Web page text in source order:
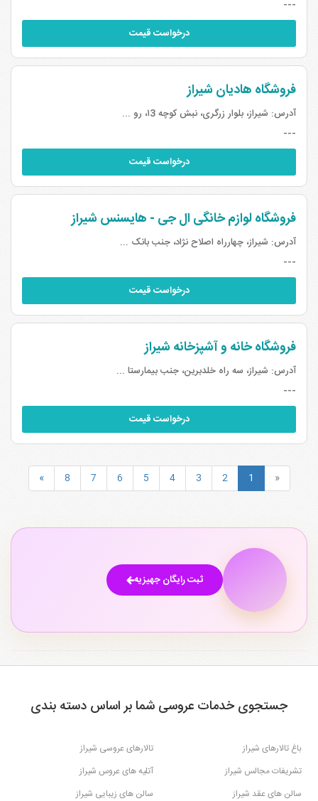
---
درخواست قیمت
فروشگاه هادیان شیراز
آدرس: شیراز، بلوار زرگری، نبش کوچه ۱3، رو ...
---
درخواست قیمت
فروشگاه لوازم خانگی ال جی - هایسنس شیراز
آدرس: شیراز، چهارراه اصلاح نژاد، جنب بانک ...
---
درخواست قیمت
فروشگاه خانه و آشپزخانه شیراز
آدرس: شیراز، سه راه خلدبرین، جنب بیمارستا ...
---
درخواست قیمت
«
1
2
3
4
5
6
7
8
»
ثبت رایگان جهیزیه
جستجوی خدمات عروسی شما بر اساس دسته بندی
باغ تالارهای شیراز
تالارهای عروسی شیراز
تشریفات مجالس شیراز
آتلیه های عروس شیراز
سالن های عقد شیراز
سالن های زیبایی شیراز